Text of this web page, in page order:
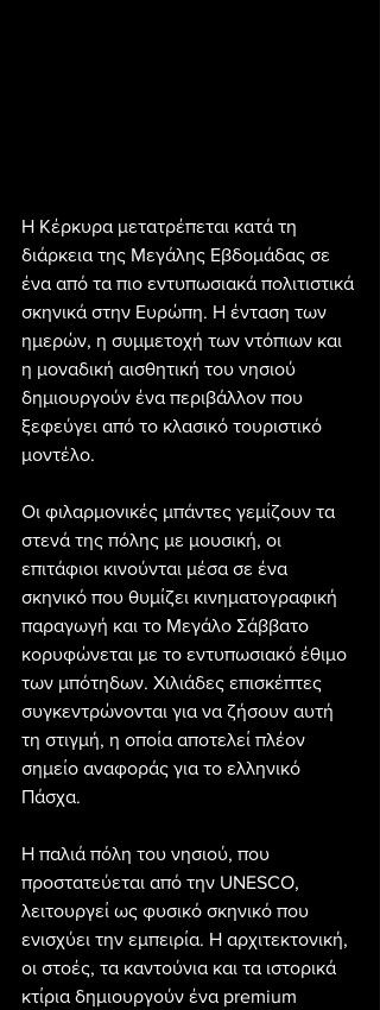
Η Κέρκυρα μετατρέπεται κατά τη
διάρκεια της Μεγάλης Εβδομάδας σε
ένα από τα πιο εντυπωσιακά πολιτιστικά
σκηνικά στην Ευρώπη. Η ένταση των
ημερών, η συμμετοχή των ντόπιων και
η μοναδική αισθητική του νησιού
δημιουργούν ένα περιβάλλον που
ξεφεύγει από το κλασικό τουριστικό
μοντέλο.
Οι φιλαρμονικές μπάντες γεμίζουν τα
στενά της πόλης με μουσική, οι
επιτάφιοι κινούνται μέσα σε ένα
σκηνικό που θυμίζει κινηματογραφική
παραγωγή και το Μεγάλο Σάββατο
κορυφώνεται με το εντυπωσιακό έθιμο
των μπότηδων. Χιλιάδες επισκέπτες
συγκεντρώνονται για να ζήσουν αυτή
τη στιγμή, η οποία αποτελεί πλέον
σημείο αναφοράς για το ελληνικό
Πάσχα.
Η παλιά πόλη του νησιού, που
προστατεύεται από την UNESCO,
λειτουργεί ως φυσικό σκηνικό που
ενισχύει την εμπειρία. Η αρχιτεκτονική,
οι στοές, τα καντούνια και τα ιστορικά
κτίρια δημιουργούν ένα premium